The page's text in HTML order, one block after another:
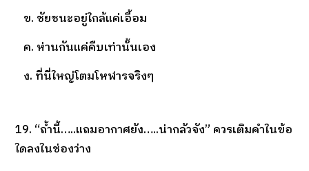
ข. ชัยชนะอยู่ใกล้แค่เอื้อม
ค. ห่านกันแค่คืบเท่านั้นเอง
ง. ที่นี่ใหญ่โตมโหฬารจริงๆ
19. “ถ้ำนี้…..แถมอากาศยัง…..น่ากลัวจัง” ควรเติมคำในข้อ
ใดลงในช่องว่าง